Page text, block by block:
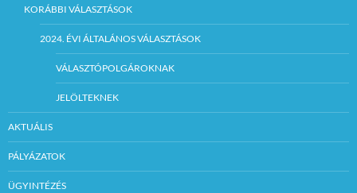
KORÁBBI VÁLASZTÁSOK
2024. ÉVI ÁLTALÁNOS VÁLASZTÁSOK
VÁLASZTÓPOLGÁROKNAK
JELÖLTEKNEK
AKTUÁLIS
PÁLYÁZATOK
ÜGYINTÉZÉS